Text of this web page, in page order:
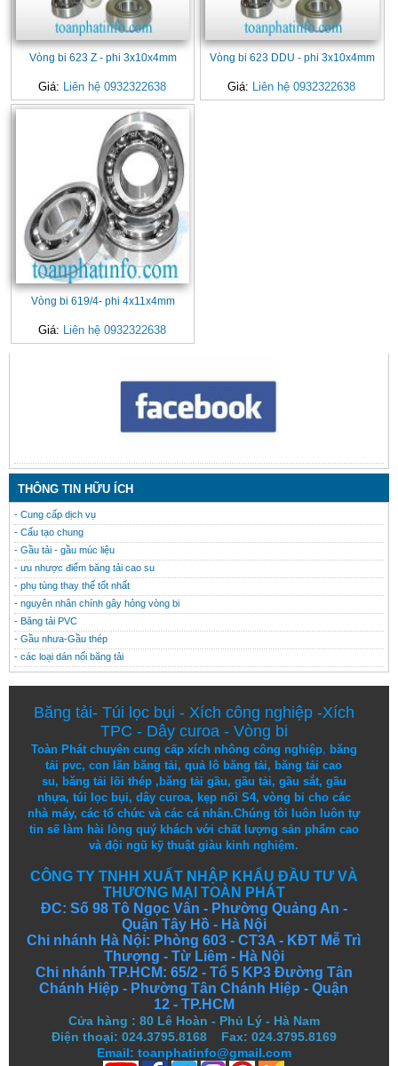
Vòng bi 623 Z - phi 3x10x4mm
Giá: Liên hệ 0932322638
Vòng bi 623 DDU - phi 3x10x4mm
Giá: Liên hệ 0932322638
Vòng bi 619/4- phi 4x11x4mm
Giá: Liên hệ 0932322638
THÔNG TIN HỮU ÍCH
- Cung cấp dịch vụ
- Cấu tạo chung
- Gầu tải - gầu múc liệu
- ưu nhược điểm băng tải cao su
- phụ tùng thay thế tốt nhất
- nguyên nhân chính gây hỏng vòng bi
- Băng tải PVC
- Gầu nhưa-Gầu thép
- các loại dán nối băng tải
Băng tải- Túi lọc bụi - Xích công nghiệp-Xích
TPC - Dây curoa- Vòng bi
Toàn Phát chuyên cung cấp xích nhông công nghiệp, băng
tải pvc,con lăn băng tải,quả lô băng tải, băng tải cao
su, băng tải lõi thép, băng tải gầu, gầu tải, gầu sắt, gầu
nhựa, túi lọc bụi, dây curoa, kẹp nối S4, vòng bi cho các
nhà máy, các tổ chức và các cá nhân.Chúng tôi luôn luôn tự
tin sẽ làm hài lòng quý khách với chất lượng sảnphẩm cao
vàđội ngũ kỹ thuậtgiàu kinh nghiệm.
CÔNG TY TNHH XUẤT NHẬP KHẨU ĐẦU TƯ VÀ
THƯƠNG MẠI TOÀN PHÁT
ĐC: Số 98 Tô Ngọc Vân - Phường Quảng An -
Quận Tây Hồ - Hà Nội
Chi nhánh Hà Nội: Phòng 603 - CT3A - KĐT Mễ Trì
Thượng - Từ Liêm - Hà Nội
Chi nhánh TP.HCM: 65/2 - Tổ 5 KP3 Đường Tân
Chánh Hiệp - Phường Tân Chánh Hiệp - Quận
12 - TP.HCM
Cửa hàng : 80 Lê Hoàn - Phủ Lý - Hà Nam
Điện thoại: 024.3795.8168 Fax: 024.3795.8169
Email: toanphatinfo@gmail.com